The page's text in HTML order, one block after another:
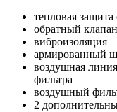
тепловая защита
обратный клапан
виброизоляция
армированный
воздушная
фильтра
воздушный
2